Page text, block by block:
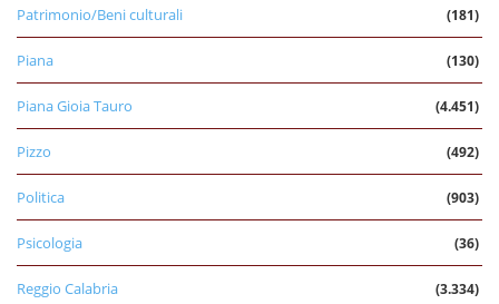
Patrimonio/Beni culturali (181)
Piana (130)
Piana Gioia Tauro (4.451)
Pizzo (492)
Politica (903)
Psicologia (36)
Reggio Calabria (3.334)